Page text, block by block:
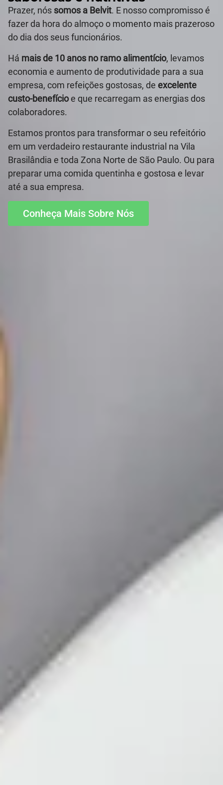
Prazer, nós somos a Belvit. E nosso compromisso é
fazer da hora do almoço o momento mais prazeroso
do dia dos seus funcionários.
Há mais de 10 anos no ramo alimentício, levamos
economia e aumento de produtividade para a sua
empresa, com refeições gostosas, de excelente
custo-benefícioe que recarregam as energias dos
colaboradores.
Estamos prontos para transformar o seu refeitório
em um verdadeiro restaurante industrial na Vila
Brasilândia e toda Zona Norte de São Paulo. Ou para
preparar uma comida quentinha e gostosa e levar
até a sua empresa.
Conheça Mais Sobre Nós